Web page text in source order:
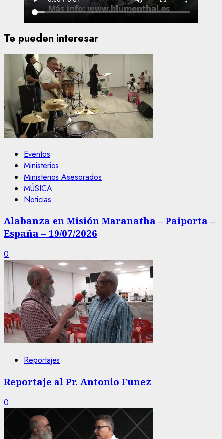
Te pueden interesar
Eventos
Ministerios
Ministerios Asesorados
MÚSICA
Noticias
Alabanza en Misión Maranatha – Paiporta –
España – 19/07/2026
0
Reportajes
Reportaje al Pr. Antonio Funez
0